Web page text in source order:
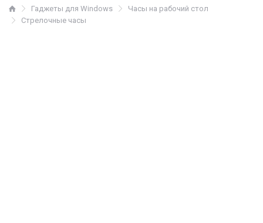
Гаджеты для Windows
Часы на рабочий стол
Стрелочные часы